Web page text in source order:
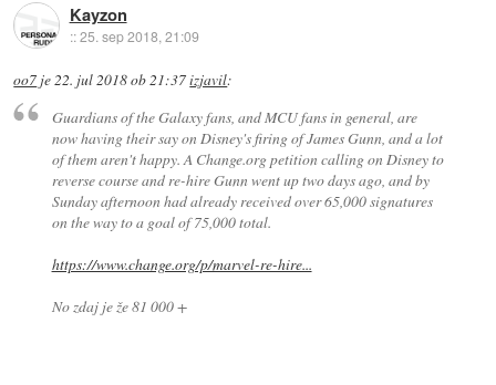
Kayzon
::25. sep 2018, 21:09
oo7 je22. jul 2018 ob 21:37izjavil:
Guardians of the Galaxy fans, and MCU fans in general, are
now having their say on Disney's firing of James Gunn, and a lot
of them aren't happy. A Change.org petition calling on Disney to
reverse course and re-hire Gunn went up two days ago, and by
Sunday afternoon had already received over 65,000 signatures
on the way to a goal of 75,000 total.
https://www.change.org/p/marvel-re-hire...
No zdaj je že 81 000 +